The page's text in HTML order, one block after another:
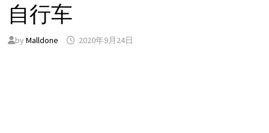
自行车
by Malldone 2020年9月24日